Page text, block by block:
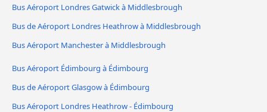
Bus Aéroport Londres Gatwick à Middlesbrough
Bus de Aéroport Londres Heathrow à Middlesbrough
Bus Aéroport Manchester à Middlesbrough
Bus Aéroport Édimbourg à Édimbourg
Bus de Aéroport Glasgow à Édimbourg
Bus Aéroport Londres Heathrow - Édimbourg